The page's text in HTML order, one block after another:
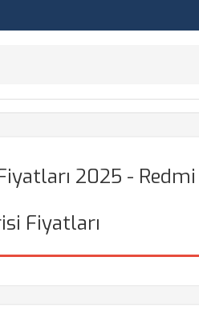
2025 - Redmi
Fiyatları